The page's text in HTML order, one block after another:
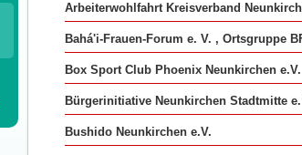
Arbeiterwohlfahrt Kreisverband
Bahá'i-Frauen-Forum e. V. , Ortsgruppe
Box Sport Club Phoenix Neunkirchen e.V.
Bürgerinitiative Neunkirchen Stadtmitte
Bushido Neunkirchen e.V.